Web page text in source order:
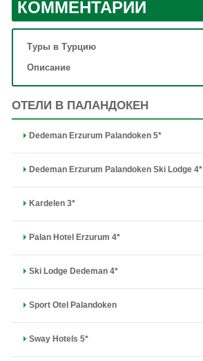
КОММЕНТАРИИ
Туры в Турцию
Описание
ОТЕЛИ В ПАЛАНДОКЕН
Dedeman Erzurum Palandoken 5*
Dedeman Erzurum Palandoken Ski Lodge 4*
Kardelen 3*
Palan Hotel Erzurum 4*
Ski Lodge Dedeman 4*
Sport Otel Palandoken
Sway Hotels 5*